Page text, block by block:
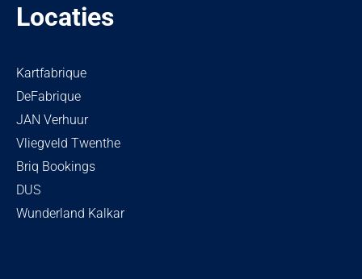
Locaties
Kartfabrique
DeFabrique
JAN Verhuur
Vliegveld Twenthe
Briq Bookings
DUS
Wunderland Kalkar